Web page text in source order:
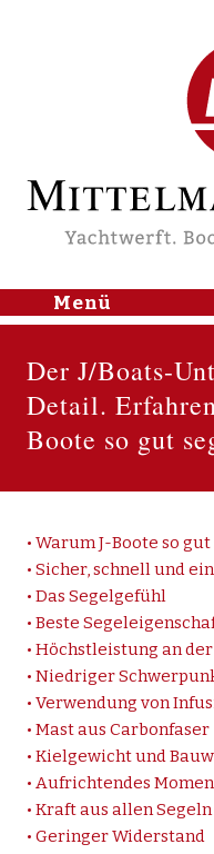
Mittelmann's
Menü
Nachrichten
Yachthafen
Lager & Service
Makai
X Shore
Bootshandel
Gebrauchtboote
Kontakt
Der J/Boats-
Detail.
Boote so gut
• Warum J-Boote so
• Sicher, schnell und
• Das Segelgefühl
• Beste
• Höchstleistung an
• Niedriger
• Verwendung von
• Mast aus Carbonfaser
• Kielgewicht und
• Aufrichtendes
• Kraft aus allen Segeln
• Geringer Widerstand